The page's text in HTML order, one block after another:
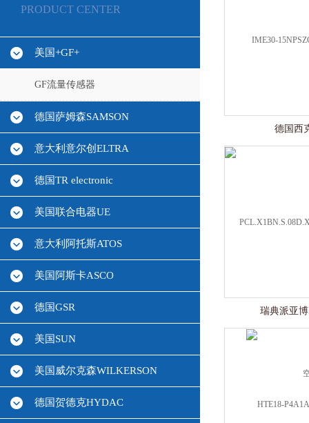
PRODUCT CENTER
美国+GF+
GF流量传感器
德国萨姆森SAMSON
意大利意尔创ELTRA
德国TR electronic
美国联合电器UE
意大利阿托斯ATOS
美国阿斯卡ASCO
德国GSR
美国SUN
美国威尔克森WILKERSON
德国贺德克HYDAC
德国西
瑞典派亚